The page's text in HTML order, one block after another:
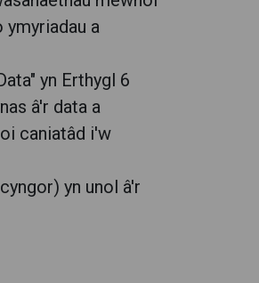
a
yn Erthygl 6
â'r data a
caniatâd i'w
yn unol â'r